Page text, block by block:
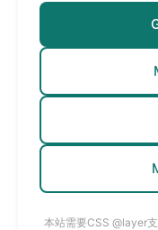
本站需要CSS @layer